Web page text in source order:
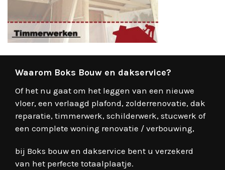
Waarom Boks Bouw en dakservice?
Of het nu gaat om het leggen van een nieuwe
vloer, een verlaagd plafond, zolderrenovatie, dak
reparatie, timmerwerk, schilderwerk, stucwerk of
een complete woning renovatie / verbouwing,
bij Boks bouw en dakservice bent u verzekerd
van het perfecte totaalplaatje.